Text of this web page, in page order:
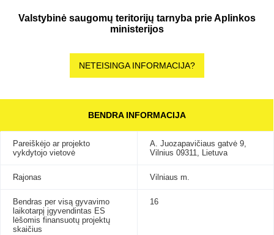
Valstybinė saugomų teritorijų tarnyba prie Aplinkos
ministerijos
NETEISINGA INFORMACIJA?
BENDRA INFORMACIJA
Pareiškėjo ar projekto
vykdytojo vietovė
A. Juozapavičiaus gatvė 9,
Vilnius 09311, Lietuva
Rajonas Vilniaus m.
Bendras per visą gyvavimo
laikotarpį įgyvendintas ES
lėšomis finansuotų projektų
skaičius
16